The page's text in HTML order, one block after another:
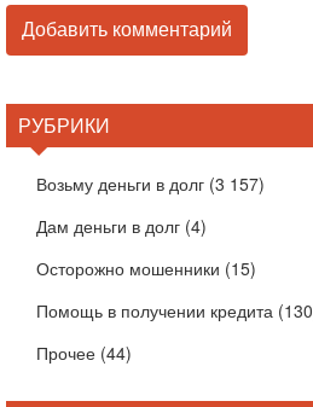
РУБРИКИ
Возьму деньги в долг (3 157)
Дам деньги в долг (4)
Осторожно мошенники (15)
Помощь в получении кредита
Прочее (44)